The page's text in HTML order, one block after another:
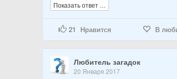
Показать ответ …
21 Нравится В
Любитель загадок
20 Января 2017